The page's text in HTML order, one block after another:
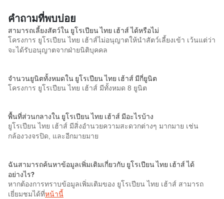
คำถามที่พบบ่อย
สามารถเลี้ยงสัตว์ใน ยูโรเปียน ไทย เฮ้าส์ ได้หรือไม่
โครงการ ยูโรเปียน ไทย เฮ้าส์ไม่อนุญาตให้นำสัตว์เลี้ยงเข้า เว้นแต่ว่า
จะได้รับอนุญาตจากฝ่ายนิติบุคคล
จำนวนยูนิตทั้งหมดใน ยูโรเปียน ไทย เฮ้าส์ มีกี่ยูนิต
โครงการ ยูโรเปียน ไทย เฮ้าส์ มีทั้งหมด 8 ยูนิต
พื้นที่ส่วนกลางใน ยูโรเปียน ไทย เฮ้าส์ มีอะไรบ้าง
ยูโรเปียน ไทย เฮ้าส์ มีสิ่งอำนวยความสะดวกต่างๆ มากมาย เช่น
กล้องวงจรปิด, และอีกมายมาย
ฉันสามารถค้นหาข้อมูลเพิ่มเติมเกี่ยวกับ ยูโรเปียน ไทย เฮ้าส์ ได้
อย่างไร?
หากต้องการทราบข้อมูลเพิ่มเติมของ ยูโรเปียน ไทย เฮ้าส์ สามารถ
เยี่ยมชมได้ที่หน้านี้